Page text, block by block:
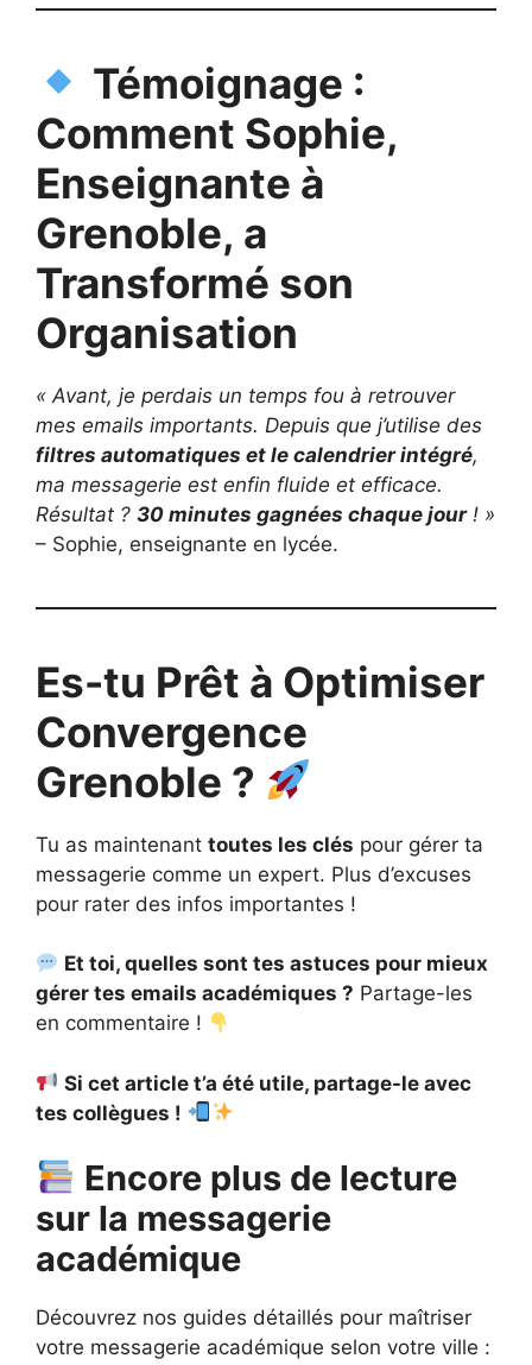
Témoignage :
Comment Sophie,
Enseignante à
Grenoble, a
Transformé son
Organisation
« Avant, je perdais un temps fou à retrouver
mes emails importants. Depuis que j’utilise des
filtres automatiques et le calendrier intégré,
ma messagerie est enfin fluide et efficace.
Résultat ? 30 minutes gagnées chaque jour! »
– Sophie, enseignante en lycée.
Es-tu Prêt à Optimiser
Convergence
Grenoble ?
Tu as maintenant toutes les clés pour gérer ta
messagerie comme un expert. Plus d’excuses
pour rater des infos importantes !
Et toi, quelles sont tes astuces pour mieux
gérer tes emails académiques ? Partage-les
en commentaire !
Si cet article t’a été utile, partage-le avec
tes collègues !
Encore plus de lecture
sur la messagerie
académique
Découvrez nos guides détaillés pour maîtriser
votre messagerie académique selon votre ville :